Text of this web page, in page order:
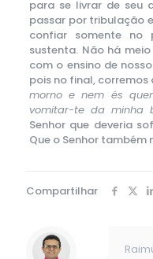
para se livrar de seu
passar por tribulação
confiar somente no
sustenta. Não há
com o ensino de
pois no final, corremos
morno e nem és
vomitar-te da minha
Senhor que deveria
Que o Senhor também
Compartilhar